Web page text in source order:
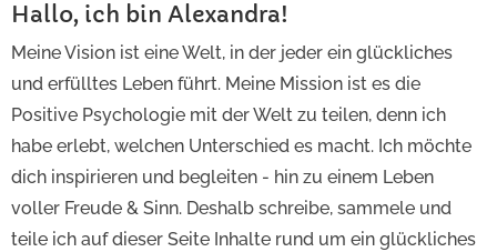
Hallo, ich bin Alexandra!
Meine Vision ist eine Welt, in der jeder ein glückliches
und erfülltes Leben führt. Meine Mission ist es die
Positive Psychologie mit der Welt zu teilen, denn ich
habe erlebt, welchen Unterschied es macht. Ich möchte
dich inspirieren und begleiten - hin zu einem Leben
voller Freude & Sinn. Deshalb schreibe, sammele und
teile ich auf dieser Seite Inhalte rund um ein glückliches